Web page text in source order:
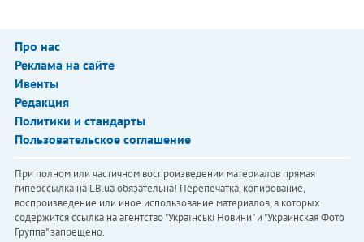
Про нас
Реклама на сайте
Ивенты
Редакция
Политики и стандарты
Пользовательское соглашение
При полном или частичном воспроизведении материалов прямая
гиперссылка на LB.ua обязательна! Перепечатка, копирование,
воспроизведение или иное использование материалов, в которых
содержится ссылка на агентство "Українськi Новини" и "Украинская Фото
Группа" запрещено.